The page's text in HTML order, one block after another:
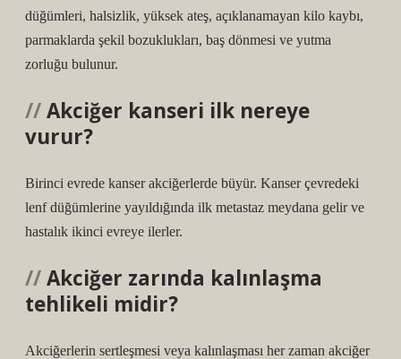
düğümleri, halsizlik, yüksek ateş, açıklanamayan kilo kaybı,
parmaklarda şekil bozuklukları, baş dönmesi ve yutma
zorluğu bulunur.
Akciğer kanseri ilk nereye
vurur?
Birinci evrede kanser akciğerlerde büyür. Kanser çevredeki
lenf düğümlerine yayıldığında ilk metastaz meydana gelir ve
hastalık ikinci evreye ilerler.
Akciğer zarında kalınlaşma
tehlikeli midir?
Akciğerlerin sertleşmesi veya kalınlaşması her zaman akciğer